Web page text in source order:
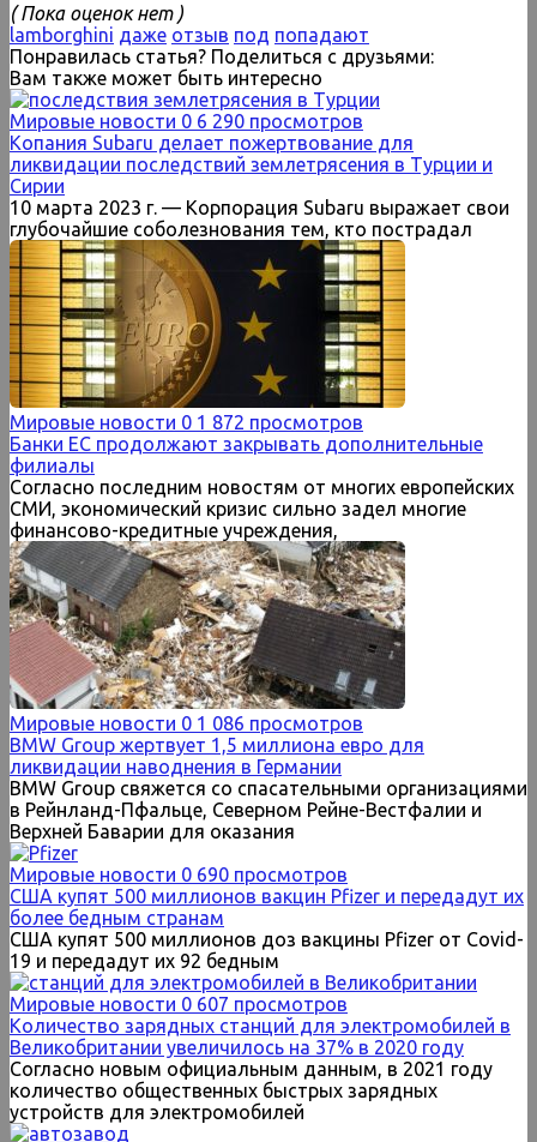
( Пока оценок нет )
lamborghini даже отзыв под попадают
Понравилась статья? Поделиться с друзьями:
Вам также может быть интересно
Мировые новости 0 6 290 просмотров
Копания Subaru делает пожертвование для
ликвидации последствий землетрясения в Турции и
Сирии
10 марта 2023 г. — Корпорация Subaru выражает свои
глубочайшие соболезнования тем, кто пострадал
Мировые новости 0 1 872 просмотров
Банки ЕС продолжают закрывать дополнительные
филиалы
Согласно последним новостям от многих европейских
СМИ, экономический кризис сильно задел многие
финансово-кредитные учреждения,
Мировые новости 0 1 086 просмотров
BMW Group жертвует 1,5 миллиона евро для
ликвидации наводнения в Германии
BMW Group свяжется со спасательными организациями
в Рейнланд-Пфальце, Северном Рейне-Вестфалии и
Верхней Баварии для оказания
Мировые новости 0 690 просмотров
США купят 500 миллионов вакцин Pfizer и передадут их
более бедным странам
США купят 500 миллионов доз вакцины Pfizer от Covid-
19 и передадут их 92 бедным
Мировые новости 0 607 просмотров
Количество зарядных станций для электромобилей в
Великобритании увеличилось на 37% в 2020 году
Согласно новым официальным данным, в 2021 году
количество общественных быстрых зарядных
устройств для электромобилей